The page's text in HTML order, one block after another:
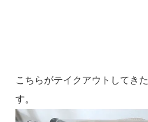
こちらがテイクアウトしてきた
す。